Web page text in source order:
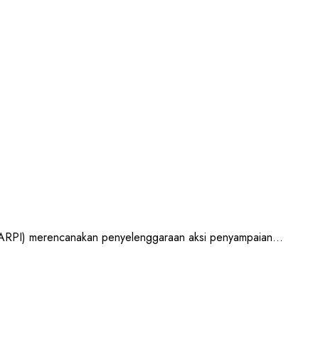
merencanakan penyelenggaraan aksi penyampaian...